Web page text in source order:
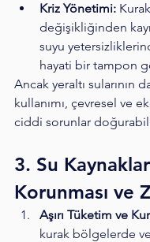
Kriz Yönetimi:
değişikliğinden
suyu
hayati bir tampon
Ancak yeraltı sularının
kullanımı, çevresel ve
ciddi sorunlar
3. Su
Korunması ve
Aşırı Tüketim ve
kurak bölgelerde